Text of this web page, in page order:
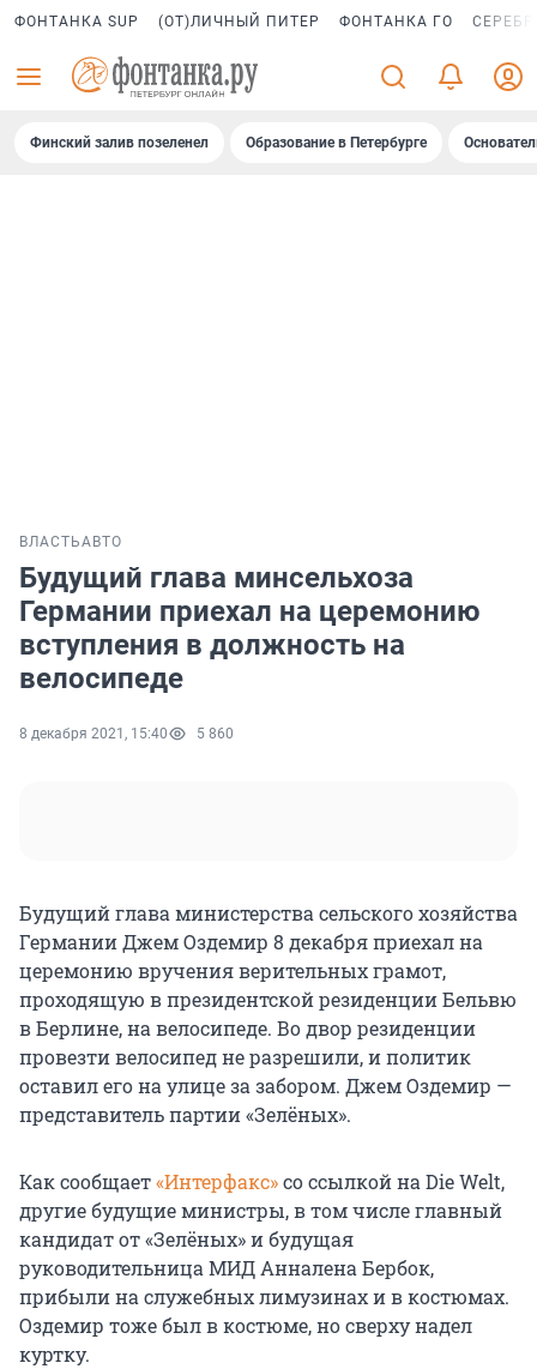
ФОНТАНКА SUP (ОТ)ЛИЧНЫЙ ПИТЕР ФОНТАНКА ГО
Финский залив позеленел Образование в Петербурге
ВЛАСТЬАВТО
Будущий глава минсельхоза
Германии приехал на церемонию
вступления в должность на
велосипеде
8 декабря 2021, 15:40 5 860
Будущий глава министерства сельского хозяйства
Германии Джем Оздемир 8 декабря приехал на
церемонию вручения верительных грамот,
проходящую в президентской резиденции Бельвю
в Берлине, на велосипеде. Во двор резиденции
провезти велосипед не разрешили, и политик
оставил его на улице за забором. Джем Оздемир —
представитель партии «Зелёных».
Как сообщает«Интерфакс»со ссылкой на Die Welt,
другие будущие министры, в том числе главный
кандидат от «Зелёных» и будущая
руководительница МИД Анналена Бербок,
прибыли на служебных лимузинах и в костюмах.
Оздемир тоже был в костюме, но сверху надел
куртку.